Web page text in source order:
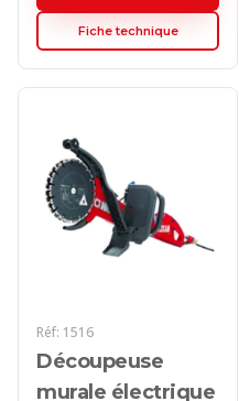
Fiche technique
Réf: 1516
Découpeuse
murale électrique